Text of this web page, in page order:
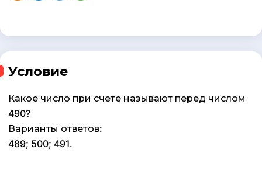
Условие
Какое число при счете называют перед числом
490?
Варианты ответов:
489; 500; 491.